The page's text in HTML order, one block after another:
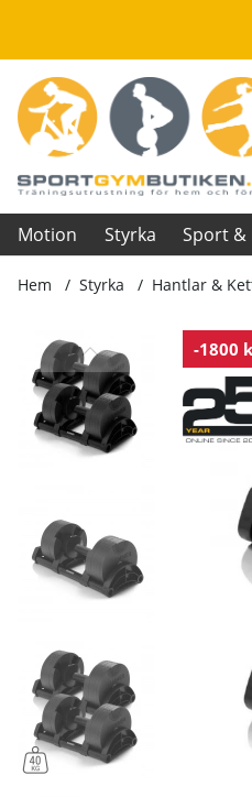
Motion Styrka Sport &
Hem Styrka Hantlar &
-1800
Produktbilder SmartLock-